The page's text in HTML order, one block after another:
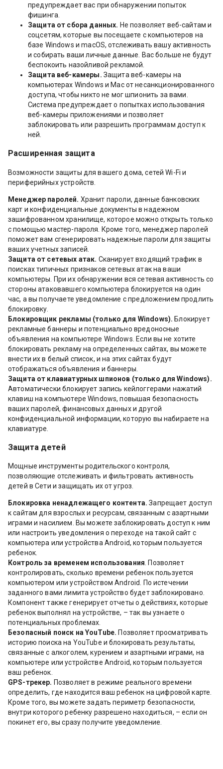
предупреждает вас при обнаружении попыток
фишинга.
Защита от сбора данных. Не позволяет веб-сайтам и
соцсетям, которые вы посещаете с компьютеров на
базе Windows и macOS, отслеживать вашу активность
и собирать ваши личные данные. Вас больше не будут
беспокоить назойливой рекламой.
Защита веб-камеры. Защита веб-камеры на
компьютерах Windows и Mac от несанкционированного
доступа, чтобы никто не мог шпионить за вами.
Система предупреждает о попытках использования
веб-камеры приложениями и позволяет
заблокировать или разрешить программам доступ к
ней.
Расширенная защита
Возможности защиты для вашего дома, сетей Wi-Fi и
периферийных устройств.
Менеджер паролей. Хранит пароли, данные банковских
карт и конфиденциальные документы в надежном
зашифрованном хранилище, которое можно открыть только
с помощью мастер-пароля. Кроме того, менеджер паролей
поможет вам сгенерировать надежные пароли для защиты
ваших учетных записей.
Защита от сетевых атак. Сканирует входящий трафик в
поисках типичных признаков сетевых атак на ваши
компьютеры. При их обнаружении вся сетевая активность со
стороны атаковавшего компьютера блокируется на один
час, а вы получаете уведомление с предложением продлить
блокировку.
Блокировщик рекламы (только для Windows). Блокирует
рекламные баннеры и потенциально вредоносные
объявления на компьютере Windows. Если вы не хотите
блокировать рекламу на определенных сайтах, вы можете
внести их в белый список, и на этих сайтах будут
отображаться объявления и баннеры.
Защита от клавиатурных шпионов (только для Windows).
Автоматически блокирует запись кейлоггерами нажатий
клавиш на компьютере Windows, повышая безопасность
ваших паролей, финансовых данных и другой
конфиденциальной информации, которую вы набираете на
клавиатуре.
Защита детей
Мощные инструменты родительского контроля,
позволяющие отслеживать и фильтровать активность
детей в Сети и защищать их от угроз.
Блокировка ненадлежащего контента. Запрещает доступ
к сайтам для взрослых и ресурсам, связанным с азартными
играми и насилием. Вы можете заблокировать доступ к ним
или настроить уведомления о переходе на такой сайт с
компьютера или устройства Android, которым пользуется
ребенок.
Контроль за временем использования. Позволяет
контролировать, сколько времени ребенок пользуется
компьютером или устройством Android. По истечении
заданного вами лимита устройство будет заблокировано.
Компонент также генерирует отчеты о действиях, которые
ребенок выполнял на устройстве, – так вы узнаете о
потенциальных проблемах.
Безопасный поиск на YouTube. Позволяет просматривать
историю поиска на YouTube и блокировать результаты,
связанные с алкоголем, курением и азартными играми, на
компьютере или устройстве Android, которым пользуется
ваш ребенок.
GPS-трекер. Позволяет в режиме реального времени
определить, где находится ваш ребенок на цифровой карте.
Кроме того, вы можете задать периметр безопасности,
внутри которого ребенку разрешено находиться, – если он
покинет его, вы сразу получите уведомление.